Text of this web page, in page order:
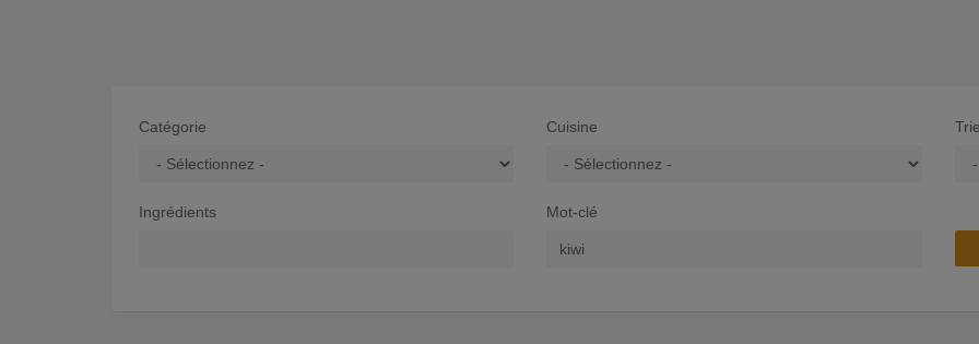
Catégorie Cuisine
Ingrédients Mot-clé